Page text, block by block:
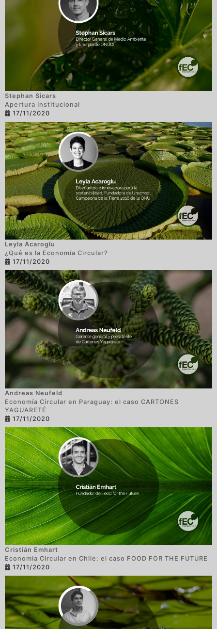
Stephan Sicars
Apertura Institucional
17/11/2020
Leyla Acaroglu
¿Qué es la Economía Circular?
17/11/2020
Andreas Neufeld
Economía Circular en Paraguay: el caso CARTONES
YAGUARETÉ
17/11/2020
Cristián Emhart
Economía Circular en Chile: el caso FOOD FOR THE FUTURE
17/11/2020